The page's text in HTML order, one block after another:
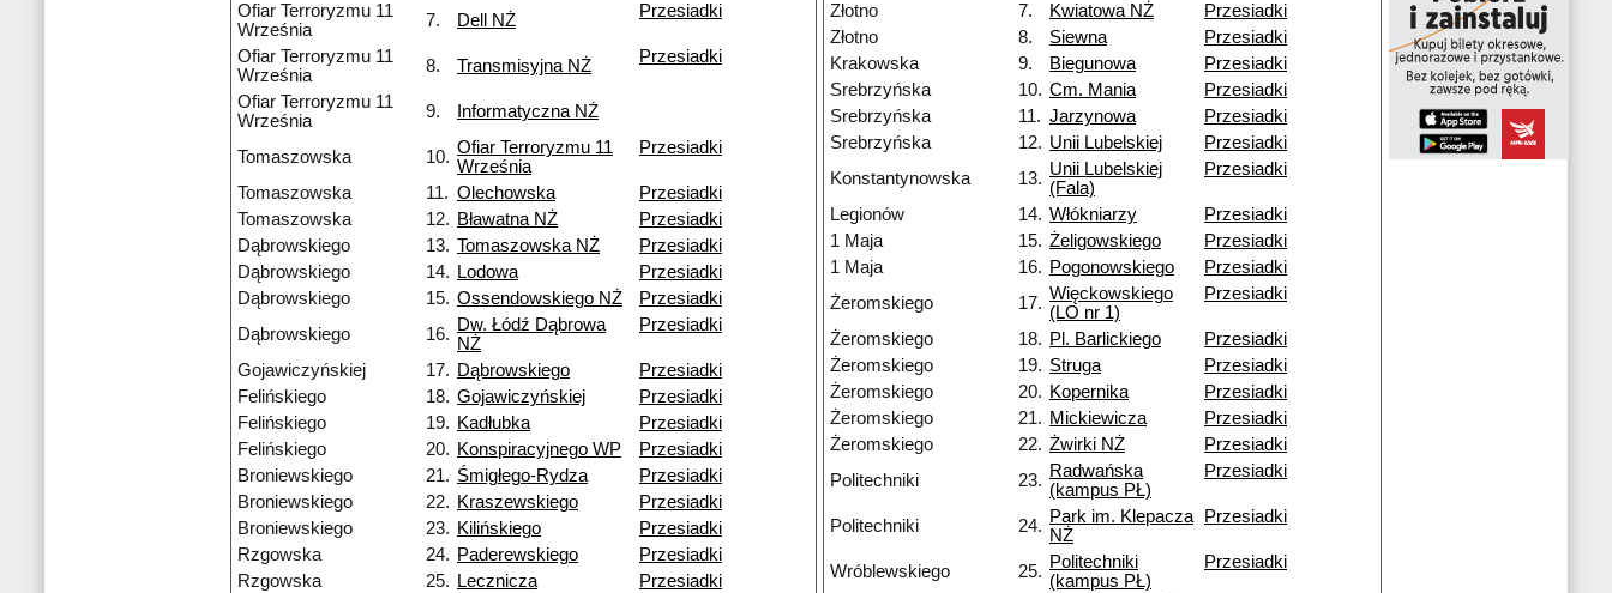
Ofiar Terroryzmu 11
Września
7. Dell NŻ Przesiadki
Ofiar Terroryzmu 11
Września
8. Transmisyjna NŻ Przesiadki
Ofiar Terroryzmu 11
Września
9. Informatyczna NŻ
Tomaszowska 10. Ofiar Terroryzmu 11
Września
Przesiadki
Tomaszowska 11. Olechowska
Przesiadki
Tomaszowska
12. Bławatna NŻ
Przesiadki
Dąbrowskiego
13. Tomaszowska NŻ
Przesiadki
Dąbrowskiego
14. Lodowa
Przesiadki
Dąbrowskiego
15. Ossendowskiego NŻ
Przesiadki
Dąbrowskiego
16. Dw. Łódź Dąbrowa
NŻ
Przesiadki
Gojawiczyńskiej 17. Dąbrowskiego
Przesiadki
Felińskiego
18. Gojawiczyńskiej
Przesiadki
Felińskiego
19. Kadłubka
Przesiadki
Felińskiego
20. Konspiracyjnego WP
Przesiadki
Broniewskiego
21. Śmigłego-Rydza
Przesiadki
Broniewskiego
22. Kraszewskiego
Przesiadki
Broniewskiego
23. Kilińskiego
Przesiadki
Rzgowska
24. Paderewskiego
Przesiadki
Rzgowska
25. Lecznicza
Przesiadki
Złotno
7. Kwiatowa NŻ
Przesiadki
Złotno
8. Siewna
Przesiadki
Krakowska
9. Biegunowa
Przesiadki
Srebrzyńska
10. Cm. Mania
Przesiadki
Srebrzyńska
11. Jarzynowa
Przesiadki
Srebrzyńska
12. Unii Lubelskiej
Przesiadki
Konstantynowska
13. Unii Lubelskiej
(Fala)
Przesiadki
Legionów 14. Włókniarzy
Przesiadki
1 Maja
15. Żeligowskiego
Przesiadki
1 Maja
16. Pogonowskiego
Przesiadki
Żeromskiego
17. Więckowskiego
(LO nr 1)
Przesiadki
Żeromskiego 18. Pl. Barlickiego
Przesiadki
Żeromskiego
19. Struga
Przesiadki
Żeromskiego
20. Kopernika
Przesiadki
Żeromskiego
21. Mickiewicza
Przesiadki
Żeromskiego
22. Żwirki NŻ
Przesiadki
Politechniki
23. Radwańska
(kampus PŁ)
Przesiadki
Politechniki 24. Park im. Klepacza
NŻ
Przesiadki
Wróblewskiego 25. Politechniki
(kampus PŁ)
Przesiadki